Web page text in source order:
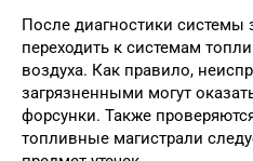
После диагностики системы
переходить к системам
воздуха. Как правило,
загрязненными могут
форсунки. Также
топливные магистрали